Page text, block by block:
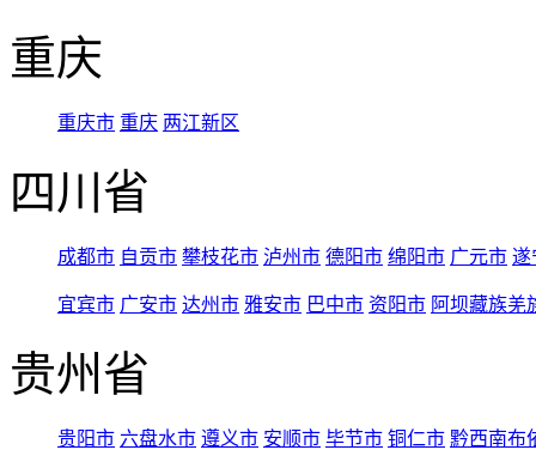
重庆
重庆市 重庆 两江新区
四川省
成都市 自贡市 攀枝花市 泸州市 德阳市 绵阳市 广元市 遂
宜宾市 广安市 达州市 雅安市 巴中市 资阳市 阿坝藏族羌
贵州省
贵阳市 六盘水市 遵义市 安顺市 毕节市 铜仁市 黔西南布